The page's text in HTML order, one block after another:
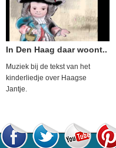
In Den Haag daar woont..
Muziek bij de tekst van het
kinderliedje over Haagse
Jantje.